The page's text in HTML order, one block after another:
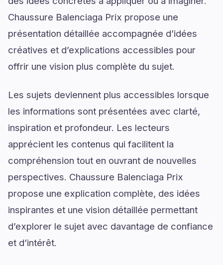
Chaussure Balenciaga Prix propose une
présentation détaillée accompagnée d’idées
créatives et d’explications accessibles pour
offrir une vision plus complète du sujet.
Les sujets deviennent plus accessibles lorsque
les informations sont présentées avec clarté,
inspiration et profondeur. Les lecteurs
apprécient les contenus qui facilitent la
compréhension tout en ouvrant de nouvelles
perspectives. Chaussure Balenciaga Prix
propose une explication complète, des idées
inspirantes et une vision détaillée permettant
d’explorer le sujet avec davantage de confiance
et d’intérêt.